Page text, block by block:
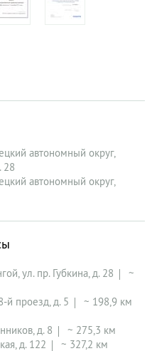
автономный округ,
28
автономный округ,
ул. пр. Губкина, д. 28
~
й проезд, д. 5
~ 198,9 км
д. 8
~ 275,3 км
д. 122 ~ 327,2 км